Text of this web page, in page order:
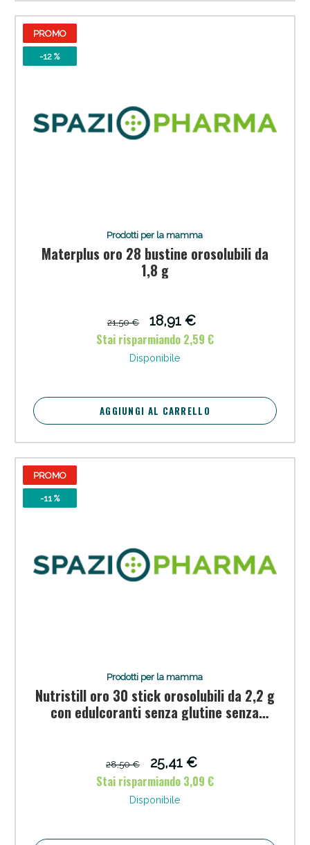
PROMO
-12 %
Prodotti per la mamma
Materplus oro 28 bustine orosolubili da
1,8 g
21,50 €
18,91 €
Stai risparmiando 2,59 €
Disponibile
AGGIUNGI AL CARRELLO
PROMO
-11 %
Prodotti per la mamma
Nutristill oro 30 stick orosolubili da 2,2 g
con edulcoranti senza glutine senza
28,50 €
25,41 €
Stai risparmiando 3,09 €
Disponibile
Vie Urinarie e Prostata: Sconti fino al 45% oggi!
Benessere Intestinale: Sconto fino al 55% valido
Scopri le offerte di Oggi